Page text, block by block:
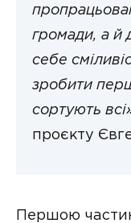
громади, а й
себе
зробити
сортують
проєкту
Першою